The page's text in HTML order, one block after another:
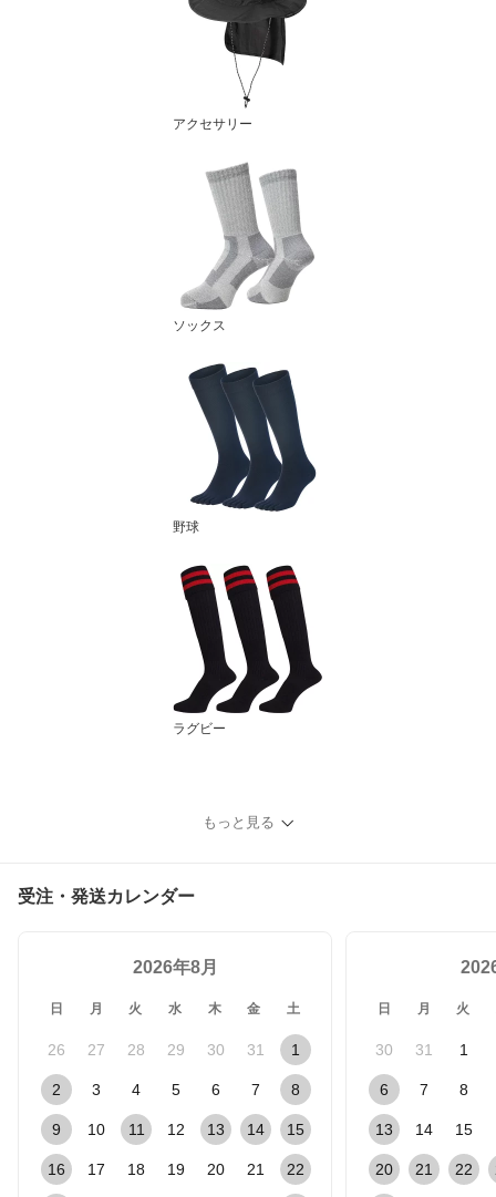
アクセサリー
ソックス
野球
ラグビー
もっと見る
受注・発送カレンダー
2026年8月
日 月 火 水 木 金 土
26 27 28 29 30 31 1
2 3 4 5 6 7 8
9 10 11 12 13 14 15
16 17 18 19 20 21 22
日 月 火
30 31 1
6 7 8
13 14 15
20 21 22